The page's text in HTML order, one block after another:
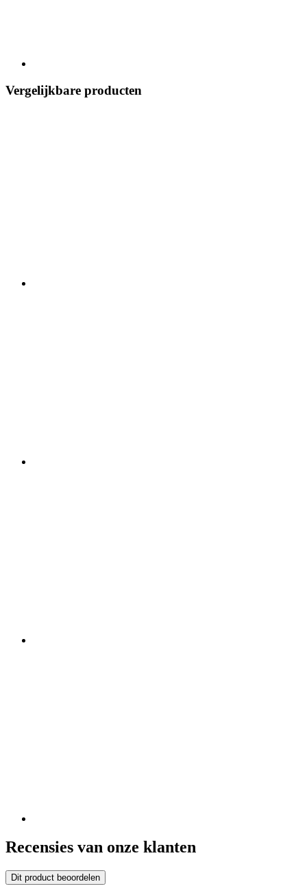
Vergelijkbare producten
Recensies van onze klanten
Dit product beoordelen